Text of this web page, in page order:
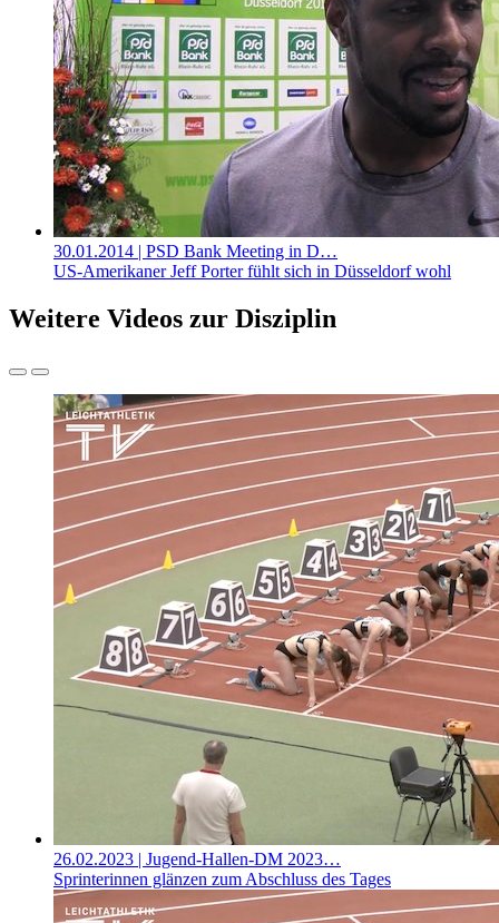
30.01.2014 | PSD Bank Meeting in D…
US-Amerikaner Jeff Porter fühlt sich in Düsseldorf wohl
Weitere Videos zur Disziplin
26.02.2023 | Jugend-Hallen-DM 2023…
Sprinterinnen glänzen zum Abschluss des Tages